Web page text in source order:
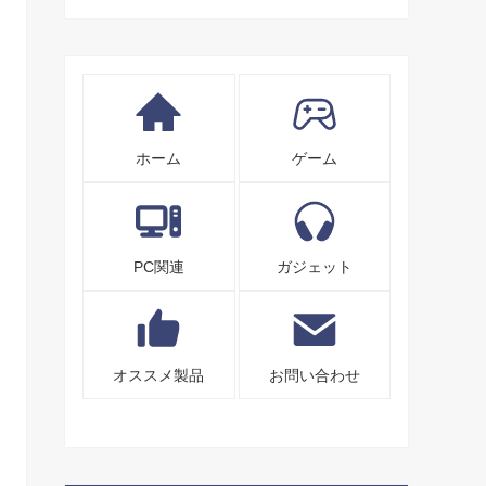
ホーム ゲーム
PC関連 ガジェット
オススメ製品 お問い合わせ